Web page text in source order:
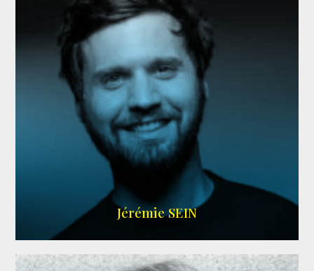
MEMBRE ARDA
Jérémie SEIN